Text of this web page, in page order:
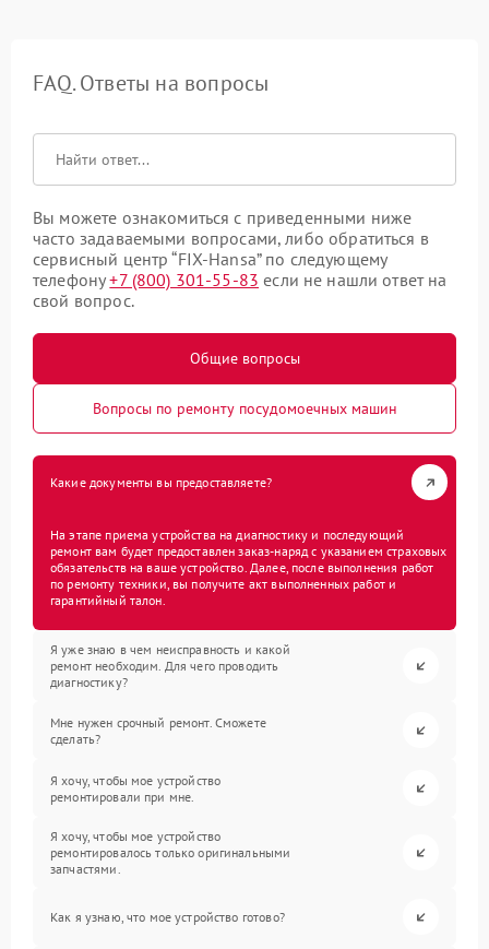
FAQ. Ответы на вопросы
Вы можете ознакомиться с приведенными ниже
часто задаваемыми вопросами, либо обратиться в
сервисный центр “FIX-Hansa” по следующему
телефону+7 (800) 301-55-83 если не нашли ответ на
свой вопрос.
Общие вопросы
Вопросы по ремонту посудомоечных машин
Какие документы вы предоставляете?
На этапе приема устройства на диагностику и последующий
ремонт вам будет предоставлен заказ-наряд с указанием страховых
обязательств на ваше устройство. Далее, после выполнения работ
по ремонту техники, вы получите акт выполненных работ и
гарантийный талон.
Я уже знаю в чем неисправность и какой
ремонт необходим. Для чего проводить
диагностику?
Мне нужен срочный ремонт. Сможете
сделать?
Я хочу, чтобы мое устройство
ремонтировали при мне.
Я хочу, чтобы мое устройство
ремонтировалось только оригинальными
запчастями.
Как я узнаю, что мое устройство готово?